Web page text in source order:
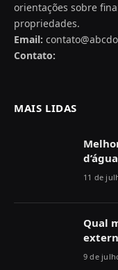
orientações sobre
propriedades.
Email:
Contato:
MAIS LIDAS
11 de
Qual
9 de